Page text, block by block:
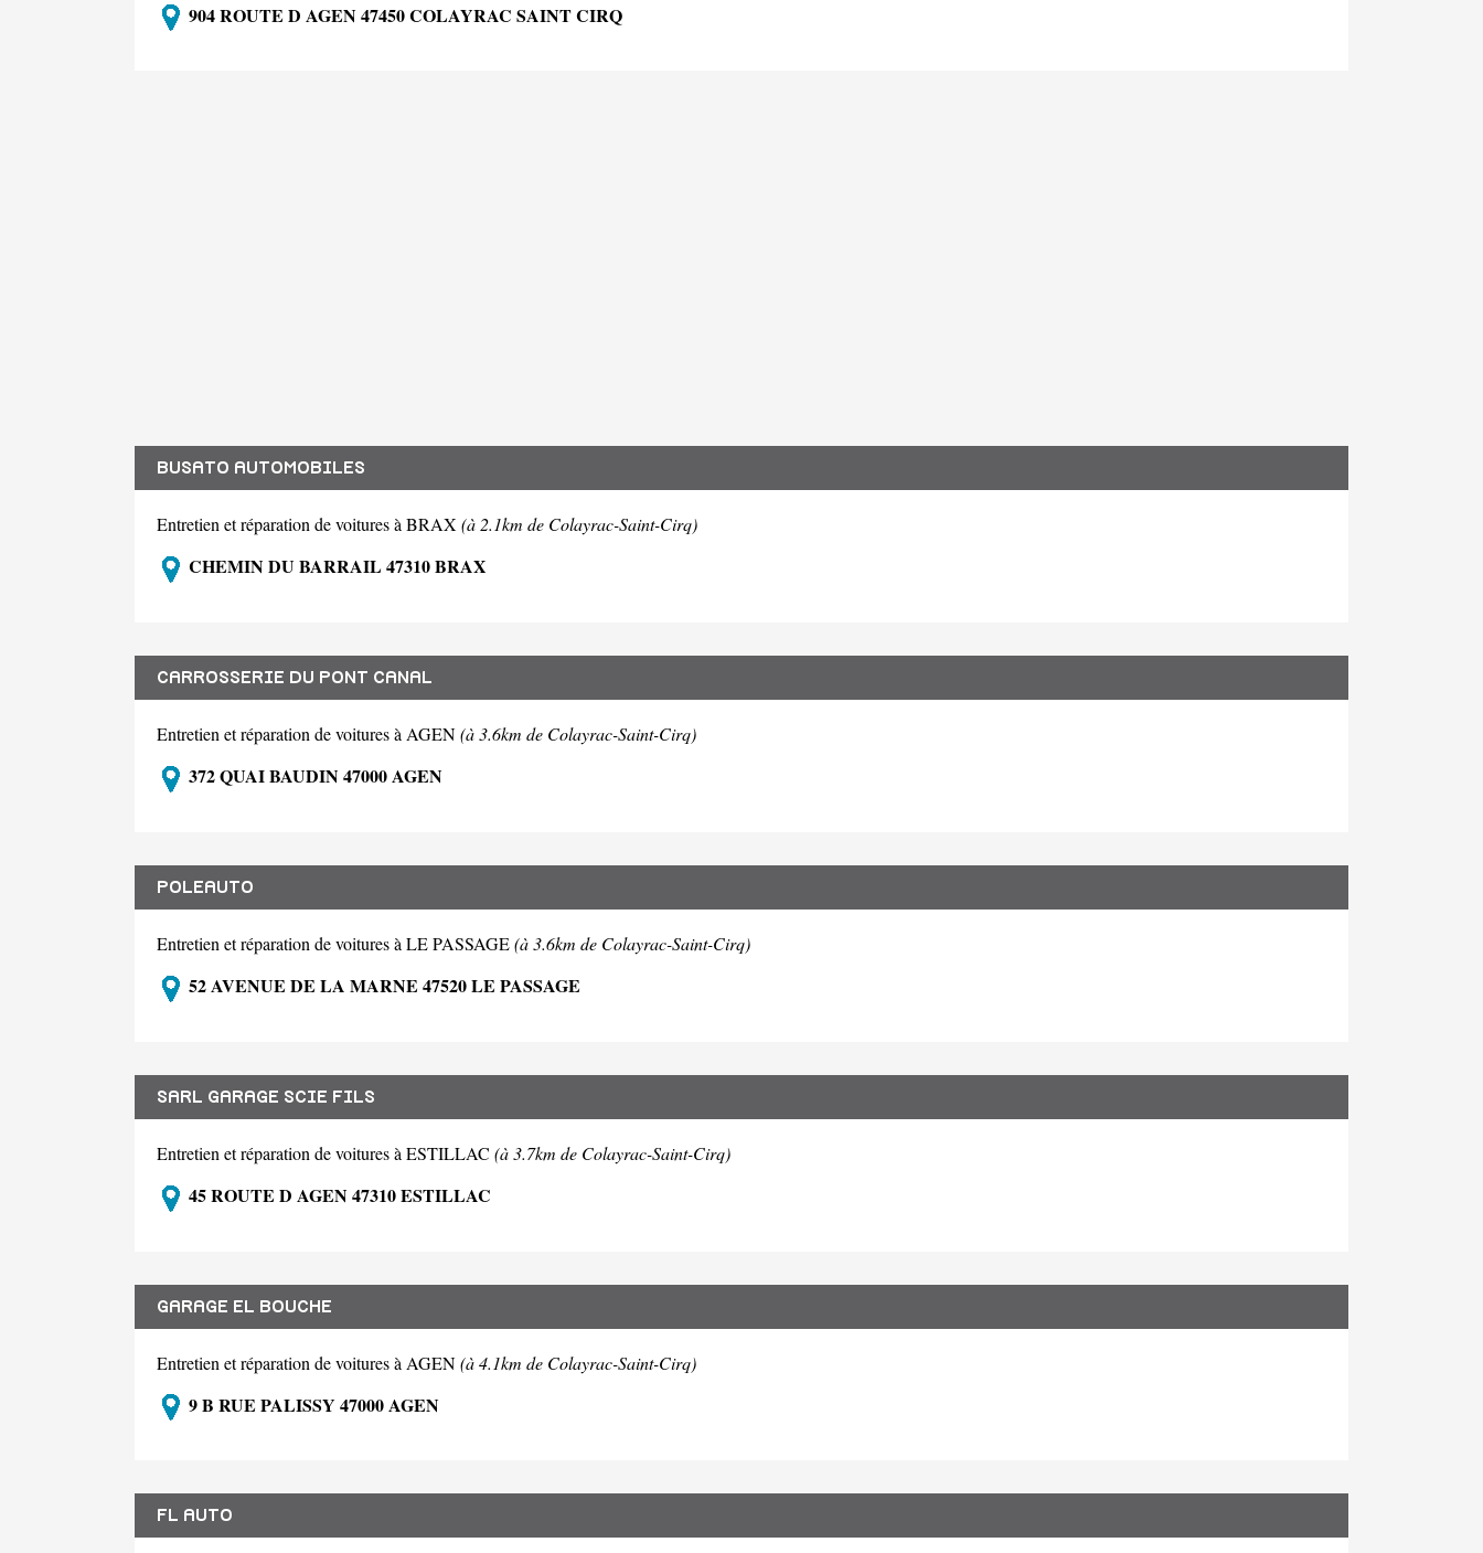
904 ROUTE D AGEN 47450 COLAYRAC SAINT CIRQ
BUSATO AUTOMOBILES
Entretien et réparation de voitures à BRAX (à 2.1km de Colayrac-Saint-Cirq)
CHEMIN DU BARRAIL 47310 BRAX
CARROSSERIE DU PONT CANAL
Entretien et réparation de voitures à AGEN(à 3.6km de Colayrac-Saint-Cirq)
372 QUAI BAUDIN 47000 AGEN
POLEAUTO
Entretien et réparation de voitures à LE PASSAGE(à 3.6km de Colayrac-Saint-Cirq)
52 AVENUE DE LA MARNE 47520 LE PASSAGE
SARL GARAGE SCIE FILS
Entretien et réparation de voitures à ESTILLAC (à 3.7km de Colayrac-Saint-Cirq)
45 ROUTE D AGEN 47310 ESTILLAC
GARAGE EL BOUCHE
Entretien et réparation de voitures à AGEN(à 4.1km de Colayrac-Saint-Cirq)
9 B RUE PALISSY 47000 AGEN
FL AUTO